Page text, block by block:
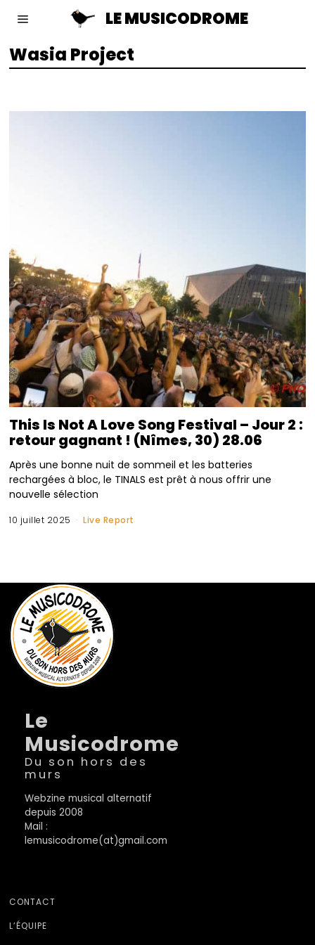
LE MUSICODROME
Wasia Project
This Is Not A Love Song Festival – Jour 2 :
retour gagnant ! (Nîmes, 30) 28.06
Après une bonne nuit de sommeil et les batteries
rechargées à bloc, le TINALS est prêt à nous offrir une
nouvelle sélection
10 juillet 2025 Live Report
Le
Musicodrome
Du son hors des
murs
Webzine musical alternatif
depuis 2008
Mail :
lemusicodrome(at)gmail.com
CONTACT
L’ÉQUIPE